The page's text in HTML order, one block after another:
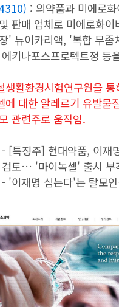
: 의약품과 미에로
판매 업체로 미에로화이
' 뉴이카리액, '복합 무좀
키나포스프로텍트정 등
생활환경시험연구원을
에 대한 알레르기 유발물
관련주로 움직임.
[특징주] 현대약품, 이재
검토… '마이녹셀' 출시 부
이재명 심는다'는 탈모인